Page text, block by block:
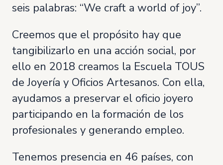
seis palabras: “We craft a world of joy”.
Creemos que el propósito hay que
tangibilizarlo en una acción social, por
ello en 2018 creamos la Escuela TOUS
de Joyería y Oficios Artesanos. Con ella,
ayudamos a preservar el oficio joyero
participando en la formación de los
profesionales y generando empleo.
Tenemos presencia en 46 países, con